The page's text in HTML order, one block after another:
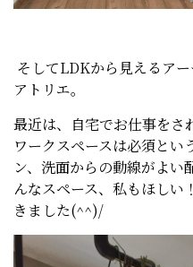
そしてLDKから見えるア
アトリエ。
最近は、自宅でお仕事をさ
ワークスペースは必須とい
ン、洗面からの動線がよい
んなスペース、私もほしい
きました(^^)/